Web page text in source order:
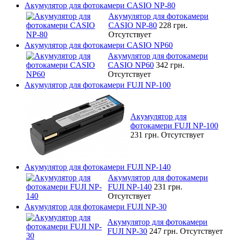
Акумулятор для фотокамери CASIO NP-80
Акумулятор для фотокамери
CASIO NP-80 228 грн.
Отсутствует
Акумулятор для фотокамери CASIO NP60
Акумулятор для фотокамери
CASIO NP60 342 грн.
Отсутствует
Акумулятор для фотокамери FUJI NP-100
Акумулятор для
фотокамери FUJI NP-100
231 грн. Отсутствует
Акумулятор для фотокамери FUJI NP-140
Акумулятор для фотокамери
FUJI NP-140 231 грн.
Отсутствует
Акумулятор для фотокамери FUJI NP-30
Акумулятор для фотокамери
FUJI NP-30 247 грн. Отсутствует